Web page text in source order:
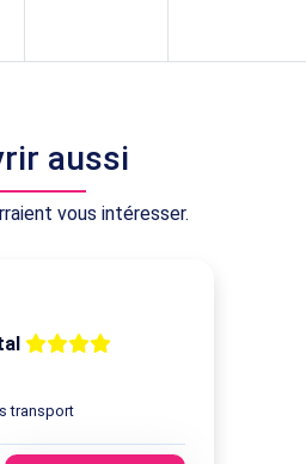
aussi
vous intéresser.
transport